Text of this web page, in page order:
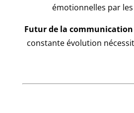
émotionnelles par
Futur de la communication
constante évolution